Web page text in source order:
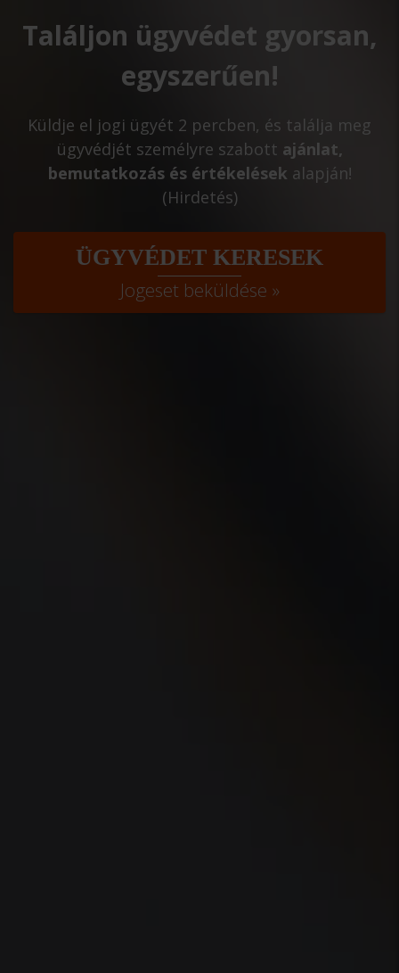
Találjon ügyvédet gyorsan,
egyszerűen!
Küldje el jogi ügyét 2 percben, és találja meg
ügyvédjét személyre szabott ajánlat,
bemutatkozás és értékelések alapján!
(Hirdetés)
ÜGYVÉDET KERESEK
Jogeset beküldése »